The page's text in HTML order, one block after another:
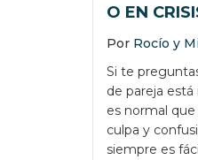
O EN
Por Rocío y
Si te
de pareja está
es normal
culpa y
siempre es